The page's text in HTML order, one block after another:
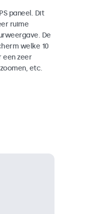
paneel. Dit
ruime
De
welke 10
een zeer
etc.